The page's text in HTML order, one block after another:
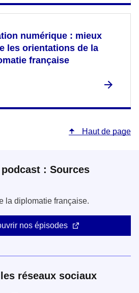
numérique : mieux
les orientations de la
française
Haut de page
: Sources
la diplomatie française.
nos épisodes
réseaux sociaux